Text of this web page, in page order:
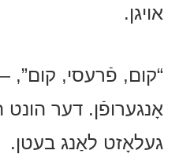
אויגן.
“קום, פֿרעסי, קום”,
אָנגערופֿן. דער הונט
געלאָזט לאַנג בעטן.